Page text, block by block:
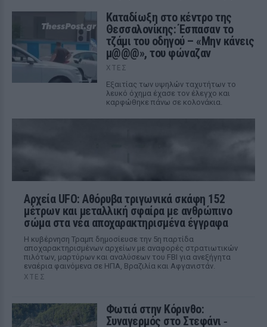
Καταδίωξη στο κέντρο της
Θεσσαλονίκης: Έσπασαν το
τζάμι του οδηγού – «Μην κάνεις
μ@@@», του φώναζαν
ΧΤΕΣ
Εξαιτίας των υψηλών ταχυτήτων το
λευκό όχημα έχασε τον έλεγχο και
καρφώθηκε πάνω σε κολονάκια.
Αρχεία UFO: Αθόρυβα τριγωνικά σκάφη 152
μέτρων και μεταλλική σφαίρα με ανθρώπινο
σώμα στα νέα αποχαρακτηρισμένα έγγραφα
Η κυβέρνηση Τραμπ δημοσίευσε την 5η παρτίδα
αποχαρακτηρισμένων αρχείων με αναφορές στρατιωτικών
πιλότων, μαρτύρων και αναλύσεων του FBI για ανεξήγητα
εναέρια φαινόμενα σε ΗΠΑ, Βραζιλία και Αφγανιστάν.
ΧΤΕΣ
Φωτιά στην Κόρινθο:
Συναγερμός στο Στεφάνι ‑